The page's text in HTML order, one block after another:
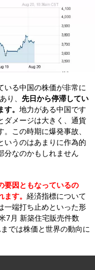
いる中国の株価が非常に
り、 先日から停滞してい
。 地力がある中国です
ダメージは大きく、通貨
この時期に爆発事故、
いうのはあまりに作為的
分なのかもしれません
要因ともなっているの
す。 経済指標について
一端打ち止めといった形
7月 新築住宅販売件数
では株価と世界の動向に